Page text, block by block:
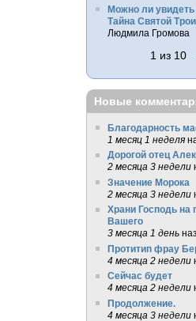
Можно ли увидеть
Тайна Святой
Людмила Громова
1 из 10
Новые
Благодарность
1 месяц 1 неделя
Дорогой отец
2 месяца 3 недели
Значение Морока
2 месяца 3 недели
Храни Господь на
Вашего
3 месяца 1 день
Протитип фрау
4 месяца 2 недели
Сейчас будет
4 месяца 2 недели
Продолжение.
4 месяца 3 недели